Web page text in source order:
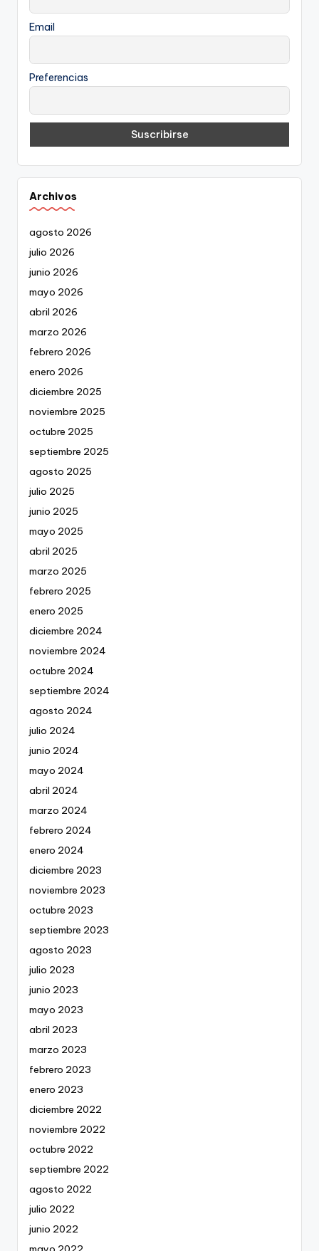
Email
Preferencias
Archivos
agosto 2026
julio 2026
junio 2026
mayo 2026
abril 2026
marzo 2026
febrero 2026
enero 2026
diciembre 2025
noviembre 2025
octubre 2025
septiembre 2025
agosto 2025
julio 2025
junio 2025
mayo 2025
abril 2025
marzo 2025
febrero 2025
enero 2025
diciembre 2024
noviembre 2024
octubre 2024
septiembre 2024
agosto 2024
julio 2024
junio 2024
mayo 2024
abril 2024
marzo 2024
febrero 2024
enero 2024
diciembre 2023
noviembre 2023
octubre 2023
septiembre 2023
agosto 2023
julio 2023
junio 2023
mayo 2023
abril 2023
marzo 2023
febrero 2023
enero 2023
diciembre 2022
noviembre 2022
octubre 2022
septiembre 2022
agosto 2022
julio 2022
junio 2022